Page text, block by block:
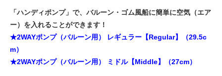
「ハンディポンプ」で、バルーン・ゴム風船に簡単に空気（エア
ー）を入れることができます！
★2WAYポンプ（バルーン用） レギュラー【Regular】（29.5c
m）
★2WAYポンプ（バルーン用） ミドル【Middle】（27cm）